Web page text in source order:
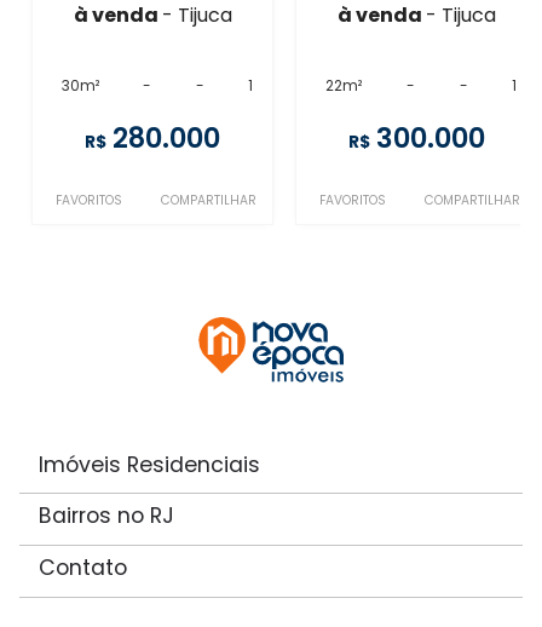
à venda - Tijuca
30m² - - 1
R$ 280.000
FAVORITOS COMPARTILHAR
à venda - Tijuca
22m² - - 1
R$ 300.000
FAVORITOS COMPARTILHAR
Imóveis Residenciais
Bairros no RJ
Contato